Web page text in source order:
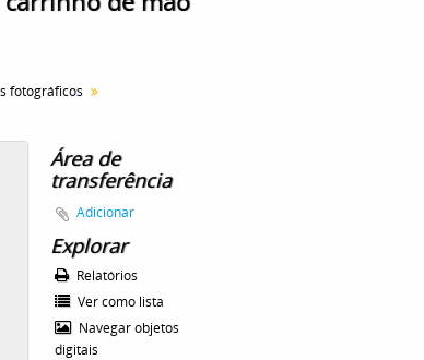
fotográficos
Área de
transferência
Adicionar
Explorar
Relatórios
Ver como lista
Navegar objetos
digitais